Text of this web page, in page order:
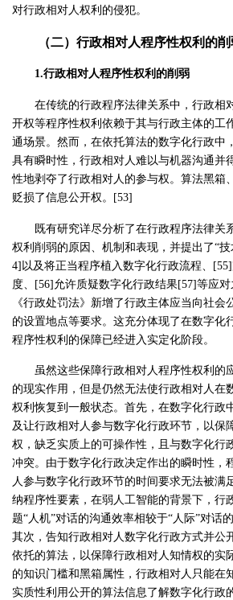
对行政相对人权利的侵犯。
（二）行政相对人程序性权利的
1.行政相对人程序性权利的削弱
在传统的行政程序法律关系中，行政相
开权等程序性权利依赖于其与行政主体的工
通场景。然而，在依托算法的数字化行政中
具有瞬时性，行政相对人难以与机器沟通并
性地剥夺了行政相对人的参与权。算法黑箱
贬损了信息公开权。[53]
既有研究详尽分析了在行政程序法律关
权利削弱的原因、机制和表现，并提出了“
4]以及将正当程序植入数字化行政流程、
度、[56]允许质疑数字化行政结果[57]等应对
《行政处罚法》新增了行政主体应当向社会
的设置地点等要求。这充分体现了在数字化
程序性权利的保障已经进入实定化阶段。
虽然这些保障行政相对人程序性权利的
的现实作用，但是仍然无法使行政相对人在
权利恢复到一般状态。首先，在数字化行政
及让行政相对人参与数字化行政环节，以保
权，缺乏实质上的可操作性，且与数字化行
冲突。由于数字化行政决定作出的瞬时性，
人参与数字化行政环节的时间要求无法被满
纳程序性要素，在弱人工智能的背景下，行
题“人机”对话的沟通效率相较于“人际”对话
其次，告知行政相对人数字化行政方式并公
依托的算法，以保障行政相对人知情权的实
的知识门槛和黑箱属性，行政相对人只能在
实质性利用公开的算法信息了解数字化行政